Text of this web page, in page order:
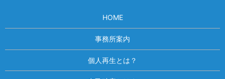
HOME
事務所案内
個人再生とは？